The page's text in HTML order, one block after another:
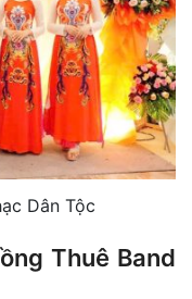
Dân Tộc
Thuê Band